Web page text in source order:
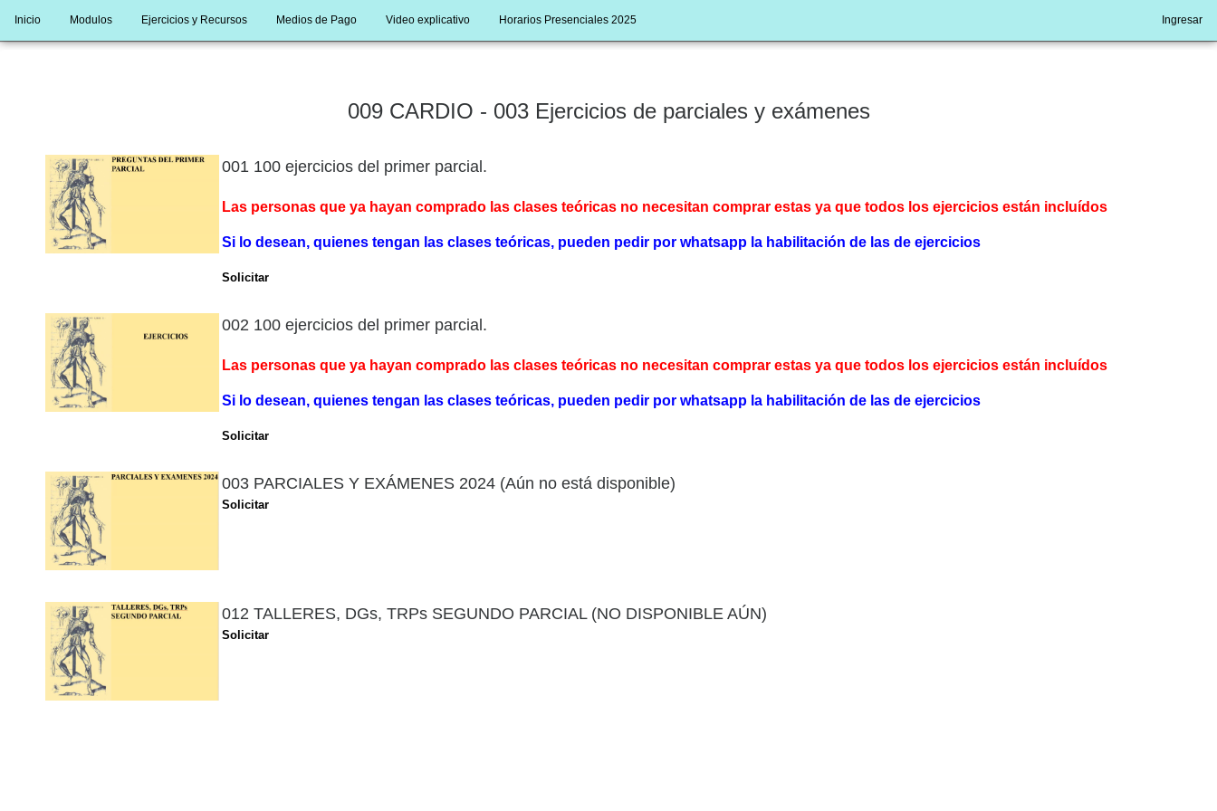
Inicio Modulos Ejercicios y Recursos Medios de Pago Video explicativo Horarios Presenciales 2025 Ingresar
009 CARDIO - 003 Ejercicios de parciales y exámenes
001 100 ejercicios del primer parcial.
Las personas que ya hayan comprado las clases teóricas no necesitan comprar estas ya que todos los ejercicios están incluídos
Si lo desean, quienes tengan las clases teóricas, pueden pedir por whatsapp la habilitación de las de ejercicios
Solicitar
002 100 ejercicios del primer parcial.
Las personas que ya hayan comprado las clases teóricas no necesitan comprar estas ya que todos los ejercicios están incluídos
Si lo desean, quienes tengan las clases teóricas, pueden pedir por whatsapp la habilitación de las de ejercicios
Solicitar
003 PARCIALES Y EXÁMENES 2024 (Aún no está disponible)
Solicitar
012 TALLERES, DGs, TRPs SEGUNDO PARCIAL (NO DISPONIBLE AÚN)
Solicitar